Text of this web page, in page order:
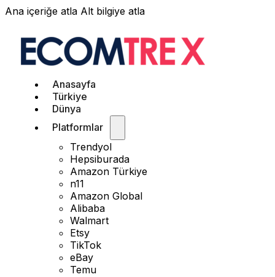
Ana içeriğe atla Alt bilgiye atla
Anasayfa
Türkiye
Dünya
Platformlar
Trendyol
Hepsiburada
Amazon Türkiye
n11
Amazon Global
Alibaba
Walmart
Etsy
TikTok
eBay
Temu